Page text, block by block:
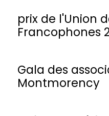
prix de l'Union
Francophones
Gala des
Montmorency